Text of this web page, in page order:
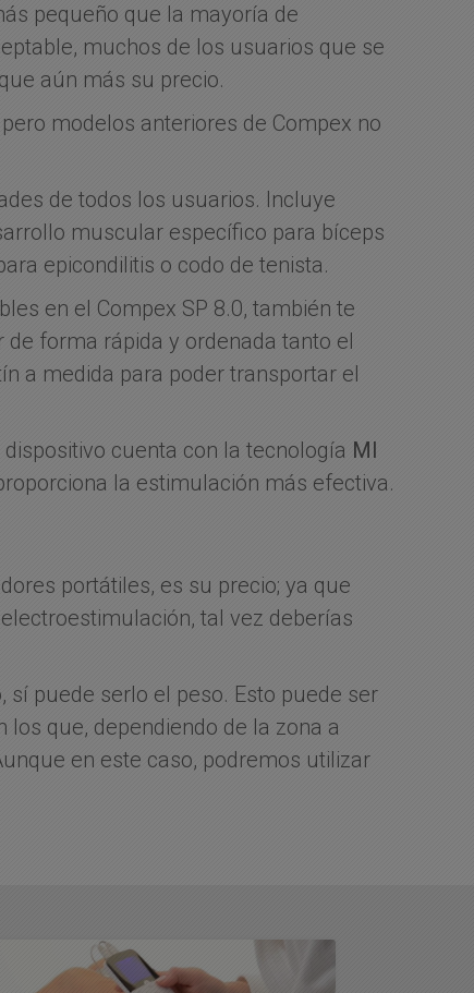
pequeño que la mayoría de
muchos de los usuarios que se
aún más su precio.
modelos anteriores de Compex no
de todos los usuarios. Incluye
muscular específico para bíceps
epicondilitis o codo de tenista.
en el Compex SP 8.0, también te
forma rápida y ordenada tanto el
a medida para poder transportar el
cuenta con la tecnología MI
la estimulación más efectiva.
portátiles, es su precio; ya que
tal vez deberías
puede serlo el peso. Esto puede ser
que, dependiendo de la zona a
en este caso, podremos utilizar